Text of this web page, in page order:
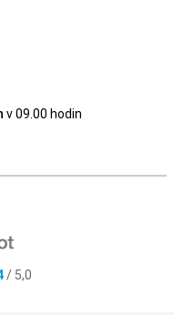
v 09.00 hodin
/ 5,0